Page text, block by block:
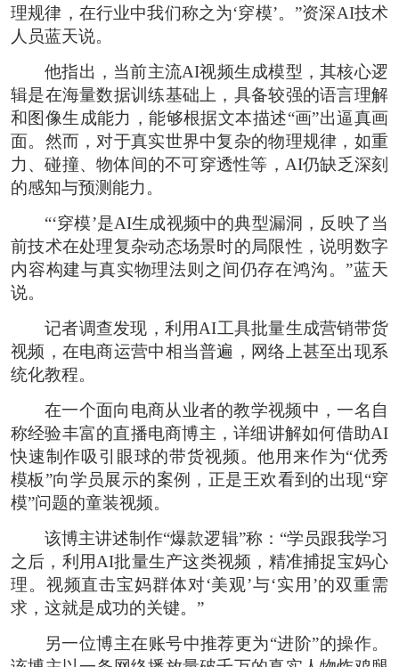
理规律，在行业中我们称之为‘穿模’。”资深AI技术
人员蓝天说。
他指出，当前主流AI视频生成模型，其核心逻
辑是在海量数据训练基础上，具备较强的语言理解
和图像生成能力，能够根据文本描述“画”出逼真画
面。然而，对于真实世界中复杂的物理规律，如重
力、碰撞、物体间的不可穿透性等，AI仍缺乏深刻
的感知与预测能力。
“‘穿模’是AI生成视频中的典型漏洞，反映了当
前技术在处理复杂动态场景时的局限性，说明数字
内容构建与真实物理法则之间仍存在鸿沟。”蓝天
说。
记者调查发现，利用AI工具批量生成营销带货
视频，在电商运营中相当普遍，网络上甚至出现系
统化教程。
在一个面向电商从业者的教学视频中，一名自
称经验丰富的直播电商博主，详细讲解如何借助AI
快速制作吸引眼球的带货视频。他用来作为“优秀
模板”向学员展示的案例，正是王欢看到的出现“穿
模”问题的童装视频。
该博主讲述制作“爆款逻辑”称：“学员跟我学习
之后，利用AI批量生产这类视频，精准捕捉宝妈心
理。视频直击宝妈群体对‘美观’与‘实用’的双重需
求，这就是成功的关键。”
另一位博主在账号中推荐更为“进阶”的操作。